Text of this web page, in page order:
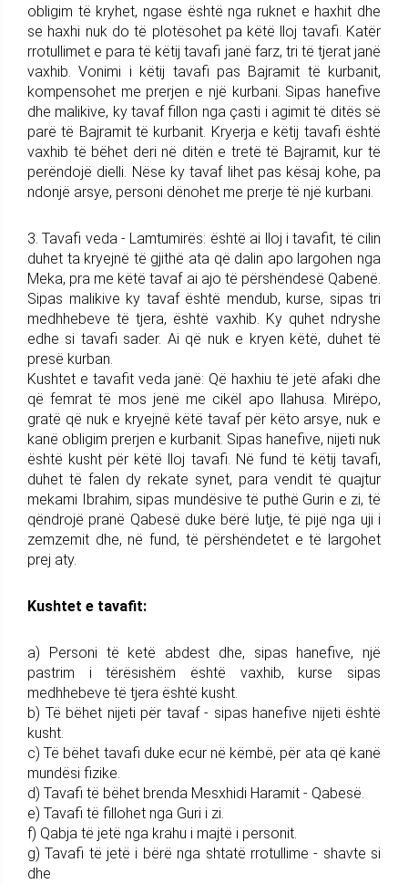
obligim të kryhet, ngase është nga ruknet e haxhit dhe
se haxhi nuk do të plotësohet pa këtë lloj tavafi. Katër
rrotullimet e para të këtij tavafi janë farz, tri të tjerat janë
vaxhib. Vonimi i këtij tavafi pas Bajramit të kurbanit,
kompensohet me prerjen e një kurbani. Sipas hanefive
dhe malikive, ky tavaf fillon nga çasti i agimit të ditës së
parë të Bajramit të kurbanit. Kryerja e këtij tavafi është
vaxhib të bëhet deri në ditën e tretë të Bajramit, kur të
perëndojë dielli. Nëse ky tavaf lihet pas kësaj kohe, pa
ndonjë arsye, personi dënohet me prerje të një kurbani.
3. Tavafi veda - Lamtumirës: është ai lloj i tavafit, të cilin
duhet ta kryejnë të gjithë ata që dalin apo largohen nga
Meka, pra me këtë tavaf ai ajo të përshëndesë Qabenë.
Sipas malikive ky tavaf është mendub, kurse, sipas tri
medhhebeve të tjera, është vaxhib. Ky quhet ndryshe
edhe si tavafi sader. Ai që nuk e kryen këtë, duhet të
presë kurban.
Kushtet e tavafit veda janë: Që haxhiu të jetë afaki dhe
që femrat të mos jenë me cikël apo llahusa. Mirëpo,
gratë që nuk e kryejnë këtë tavaf për këto arsye, nuk e
kanë obligim prerjen e kurbanit. Sipas hanefive, nijeti nuk
është kusht për këtë lloj tavafi. Në fund të këtij tavafi,
duhet të falen dy rekate synet, para vendit të quajtur
mekami Ibrahim, sipas mundësive të puthë Gurin e zi, të
qëndrojë pranë Qabesë duke bërë lutje, të pijë nga uji i
zemzemit dhe, në fund, të përshëndetet e të largohet
prej aty.
Kushtet e tavafit:
a) Personi të ketë abdest dhe, sipas hanefive, një
pastrim i tërësishëm është vaxhib, kurse sipas
medhhebeve të tjera është kusht.
b) Të bëhet nijeti për tavaf - sipas hanefive nijeti është
kusht.
c) Të bëhet tavafi duke ecur në këmbë, për ata që kanë
mundësi fizike.
d) Tavafi të bëhet brenda Mesxhidi Haramit - Qabesë.
e) Tavafi të fillohet nga Guri i zi.
f) Qabja të jetë nga krahu i majtë i personit.
g) Tavafi të jetë i bërë nga shtatë rrotullime - shavte si
dhe